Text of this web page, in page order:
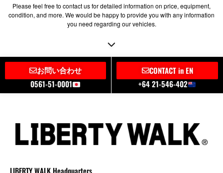
Please feel free to contact us for detailed information on price, equipment,
condition, and more. We would be happy to provide you with any information
you need regarding our vehicles.
お問い合わせ
0561-51-0001
CONTACT in EN
+64 21-546-402
LIBERTY WALK Headquarters